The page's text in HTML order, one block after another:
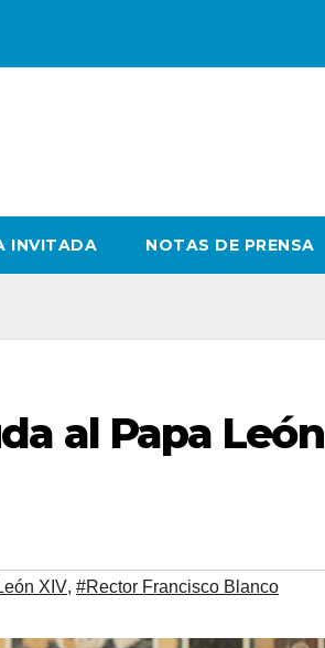
INVITADA NOTAS DE PRENSA
al Papa León
XIV, #Rector Francisco Blanco